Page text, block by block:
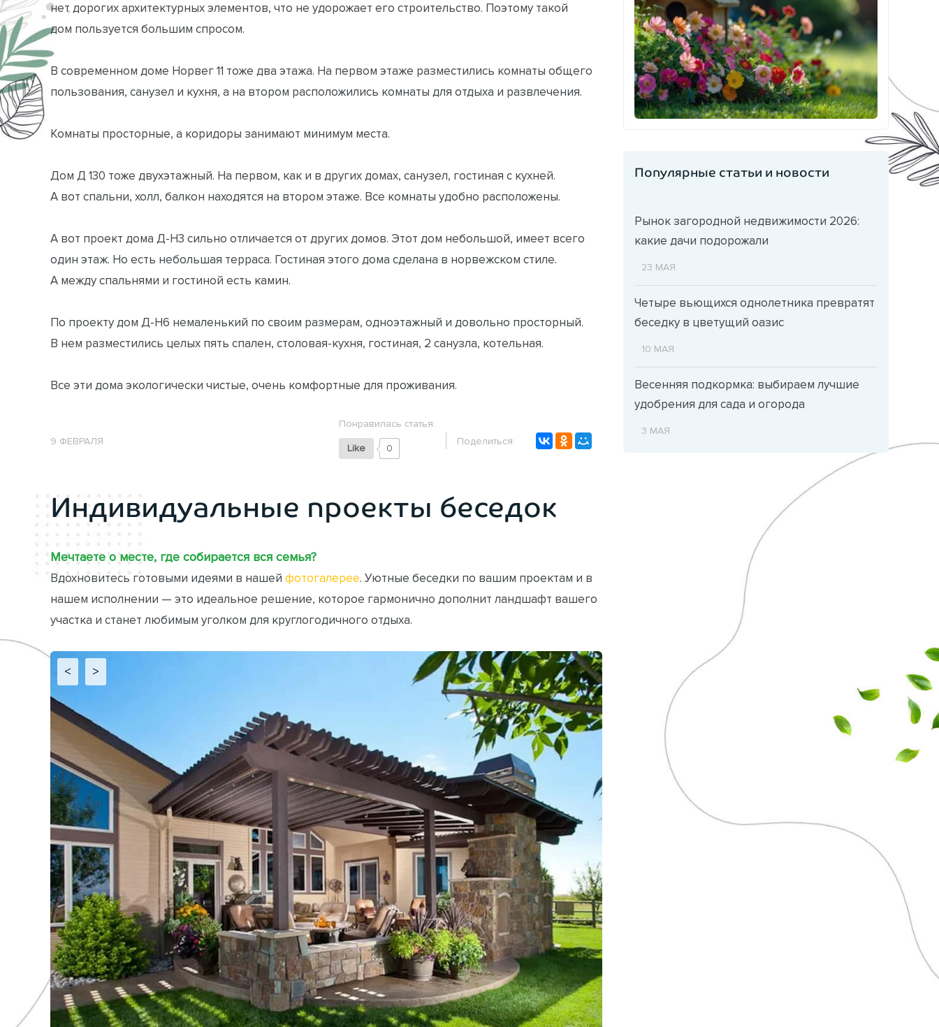
нет дорогих архитектурных элементов, что не удорожает его строительство. Поэтому такой
дом пользуется большим спросом.
В современном доме Норвег 11 тоже два этажа. На первом этаже разместились комнаты общего
пользования, санузел и кухня, а на втором расположились комнаты для отдыха и развлечения.
Комнаты просторные, а коридоры занимают минимум места.
Дом Д 130 тоже двухэтажный. На первом, как и в других домах, санузел, гостиная с кухней.
А вот спальни, холл, балкон находятся на втором этаже. Все комнаты удобно расположены.
А вот проект дома Д-Н3 сильно отличается от других домов. Этот дом небольшой, имеет всего
один этаж. Но есть небольшая терраса. Гостиная этого дома сделана в норвежском стиле.
А между спальнями и гостиной есть камин.
По проекту дом Д-Н6 немаленький по своим размерам, одноэтажный и довольно просторный.
В нем разместились целых пять спален, столовая-кухня, гостиная, 2 санузла, котельная.
Все эти дома экологически чистые, очень комфортные для проживания.
9 ФЕВРАЛЯ
Понравилась статья:
Like 0
Поделиться:
Индивидуальные проекты беседок
Мечтаете о месте, где собирается вся семья?
Вдохновитесь готовыми идеями в нашей фотогалерее. Уютные беседки по вашим проектам и в
нашем исполнении — это идеальное решение, которое гармонично дополнит ландшафт вашего
участка и станет любимым уголком для круглогодичного отдыха.
< >
Популярные статьи и новости
Рынок загородной недвижимости 2026:
какие дачи подорожали
23 МАЯ
Четыре вьющихся однолетника превратят
беседку в цветущий оазис
10 МАЯ
Весенняя подкормка: выбираем лучшие
удобрения для сада и огорода
3 МАЯ